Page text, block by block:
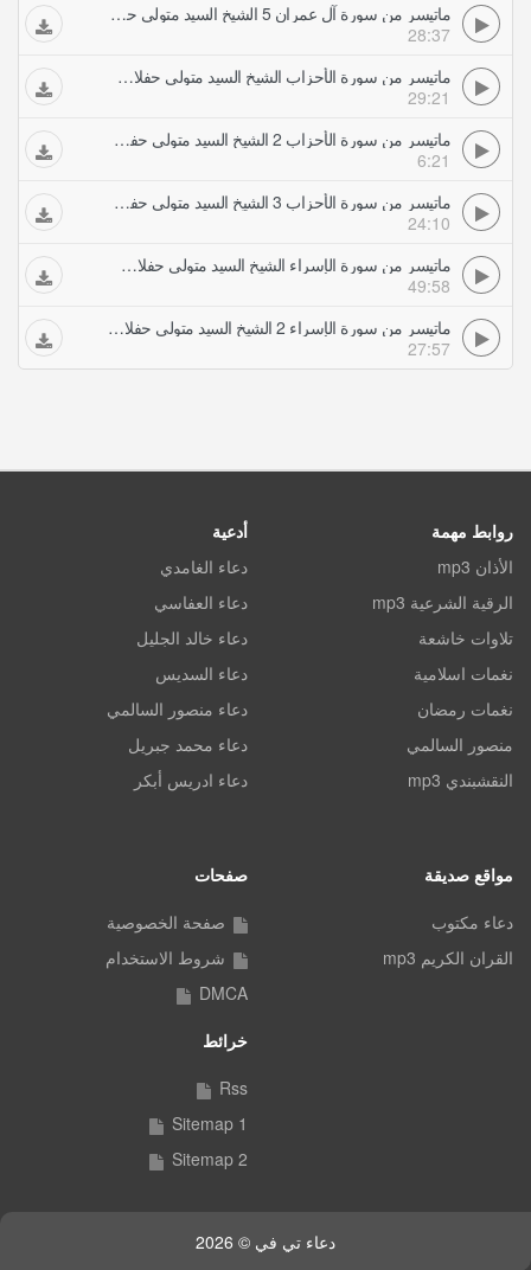
ماتيسر من سورة آل عمران 5 الشيخ السيد متولي حفلات تلاوات مجودة
28:37
ماتيسر من سورة الأحزاب الشيخ السيد متولي حفلات تلاوات مجودة
29:21
ماتيسر من سورة الأحزاب 2 الشيخ السيد متولي حفلات تلاوات مجودة
6:21
ماتيسر من سورة الأحزاب 3 الشيخ السيد متولي حفلات تلاوات مجودة
24:10
ماتيسر من سورة الإسراء الشيخ السيد متولي حفلات تلاوات مجودة
49:58
ماتيسر من سورة الإسراء 2 الشيخ السيد متولي حفلات تلاوات مجودة
27:57
روابط مهمة
الأذان mp3
الرقية الشرعية mp3
تلاوات خاشعة
نغمات اسلامية
نغمات رمضان
منصور السالمي
النقشبندي mp3
أدعية
دعاء الغامدي
دعاء العفاسي
دعاء خالد الجليل
دعاء السديس
دعاء منصور السالمي
دعاء محمد جبريل
دعاء ادريس أبكر
مواقع صديقة
دعاء مكتوب
القران الكريم mp3
صفحات
صفحة الخصوصية
شروط الاستخدام
DMCA
خرائط
Rss
Sitemap 1
Sitemap 2
دعاء تي في © 2026